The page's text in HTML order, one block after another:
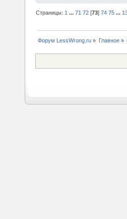
Страницы: 1 ...71 72 [73]74 75 ...
Форум LessWrong.ru » Главное»